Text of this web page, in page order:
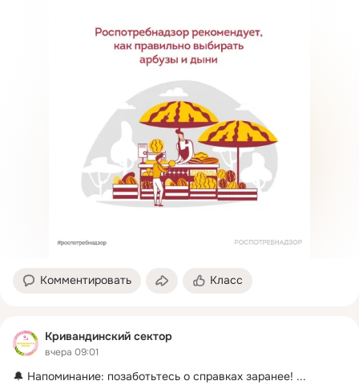
Комментировать Класс
Кривандинский сектор
вчера 09:01
🔔 Напоминание: позаботьтесь о справках заранее! ...